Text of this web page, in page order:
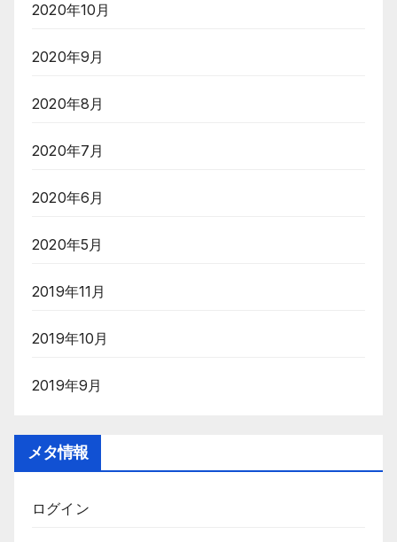
2020年10月
2020年9月
2020年8月
2020年7月
2020年6月
2020年5月
2019年11月
2019年10月
2019年9月
メタ情報
ログイン